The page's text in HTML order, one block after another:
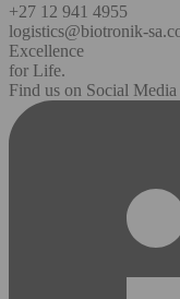
+27 12 941 4955
logistics@biotronik-
Excellence
for Life.
Find us on Social Media